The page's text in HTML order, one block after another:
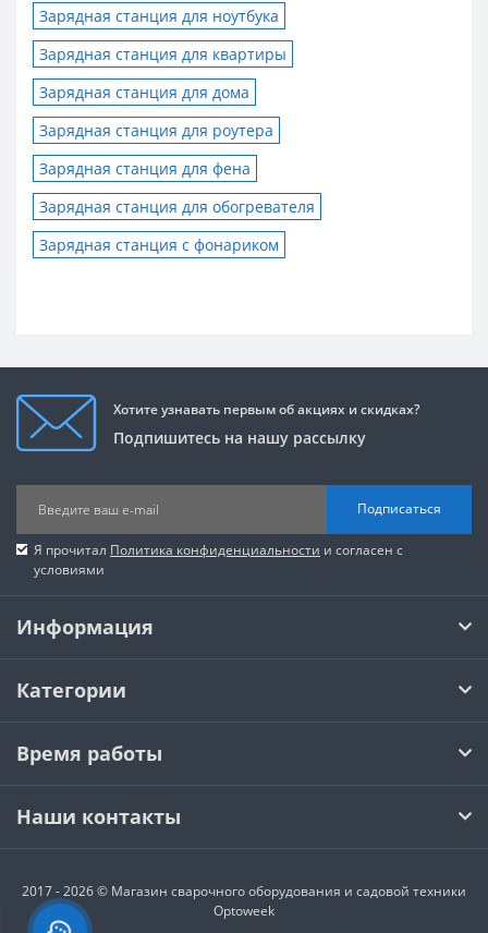
Зарядная станция для ноутбука
Зарядная станция для квартиры
Зарядная станция для дома
Зарядная станция для роутера
Зарядная станция для фена
Зарядная станция для обогревателя
Зарядная станция с фонариком
Хотите узнавать первым об акциях и скидках?
Подпишитесь на нашу рассылку
Подписаться
Я прочитал Политика конфиденциальности и согласен с
условиями
Информация
Категории
Время работы
Наши контакты
2017 - 2026 © Магазин сварочного оборудования и садовой техники
Optoweek